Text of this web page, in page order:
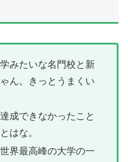
みたいな名門校と新
ん。きっとうまくい
成できなかったこと
はな。
界最高峰の大学の一